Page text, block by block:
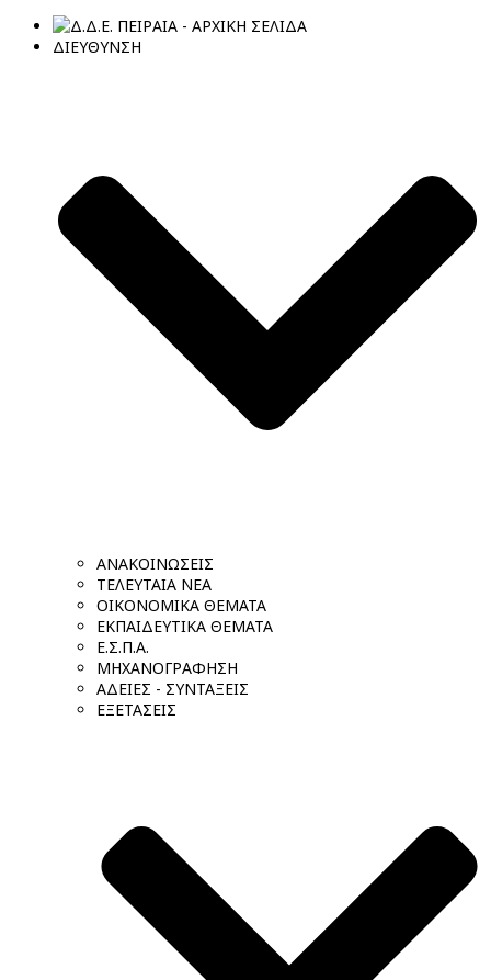
ΔΙΕΥΘΥΝΣΗ
ΑΝΑΚΟΙΝΩΣΕΙΣ
ΤΕΛΕΥΤΑΙΑ ΝΕΑ
ΟΙΚΟΝΟΜΙΚΑ ΘΕΜΑΤΑ
ΕΚΠΑΙΔΕΥΤΙΚΑ ΘΕΜΑΤΑ
Ε.Σ.Π.Α.
ΜΗΧΑΝΟΓΡΑΦΗΣΗ
ΑΔΕΙΕΣ - ΣΥΝΤΑΞΕΙΣ
ΕΞΕΤΑΣΕΙΣ